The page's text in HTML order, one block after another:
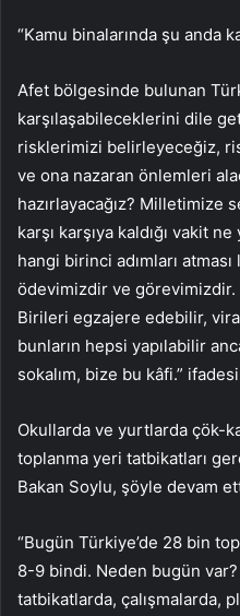
“Kamu binalarında şu anda
Afet bölgesinde bulunan
karşılaşabileceklerini dile
risklerimizi belirleyeceğiz,
ve ona nazaran önlemleri
hazırlayacağız? Milletimize
karşı karşıya kaldığı vakit
hangi birinci adımları
ödevimizdir ve görevimizdir.
Birileri egzajere edebilir,
bunların hepsi yapılabilir
sokalım, bize bu kâfi.”
Okullarda ve yurtlarda çök-
toplanma yeri tatbikatları
Bakan Soylu, şöyle devam
“Bugün Türkiye’de 28 bin
8-9 bindi. Neden bugün
tatbikatlarda, çalışmalarda,